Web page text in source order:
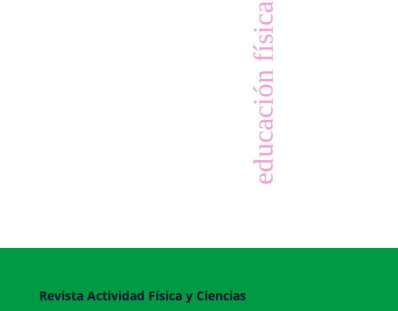
educación física
Revista Actividad Física y Ciencias